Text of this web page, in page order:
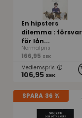
En hipsters
dilemma : försvar
för lån...
Normalpris
166,95 SEK
Medlemspris
106,95 SEK
SPARA 36 %